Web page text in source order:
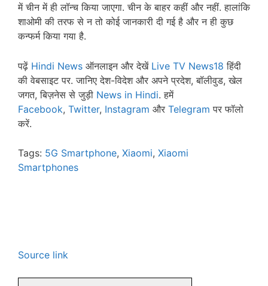
में चीन में ही लॉन्च किया जाएगा. चीन के बाहर कहीं और नहीं. हालांकि
शाओमी की तरफ से न तो कोई जानकारी दी गई है और न ही कुछ
कन्फर्म किया गया है.
पढ़ें Hindi News ऑनलाइन और देखें Live TV News18 हिंदी
की वेबसाइट पर. जानिए देश-विदेश और अपने प्रदेश, बॉलीवुड, खेल
जगत, बिज़नेस से जुड़ी News in Hindi. हमें
Facebook, Twitter, Instagram और Telegram पर फॉलो
करें.
Tags: 5G Smartphone, Xiaomi, Xiaomi
Smartphones
Source link